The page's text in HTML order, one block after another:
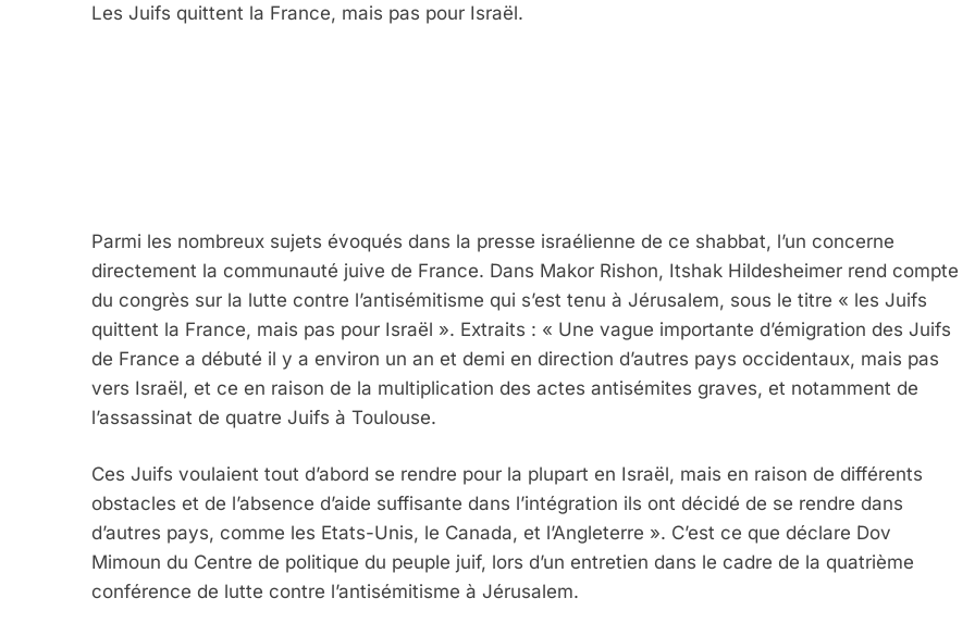
Les Juifs quittent la France, mais pas pour Israël.
Parmi les nombreux sujets évoqués dans la presse israélienne de ce shabbat, l’un concerne
directement la communauté juive de France. Dans Makor Rishon, Itshak Hildesheimer rend compte
du congrès sur la lutte contre l’antisémitisme qui s’est tenu à Jérusalem, sous le titre « les Juifs
quittent la France, mais pas pour Israël ». Extraits : « Une vague importante d’émigration des Juifs
de France a débuté il y a environ un an et demi en direction d’autres pays occidentaux, mais pas
vers Israël, et ce en raison de la multiplication des actes antisémites graves, et notamment de
l’assassinat de quatre Juifs à Toulouse.
Ces Juifs voulaient tout d’abord se rendre pour la plupart en Israël, mais en raison de différents
obstacles et de l’absence d’aide suffisante dans l’intégration ils ont décidé de se rendre dans
d’autres pays, comme les Etats-Unis, le Canada, et l’Angleterre ». C’est ce que déclare Dov
Mimoun du Centre de politique du peuple juif, lors d’un entretien dans le cadre de la quatrième
conférence de lutte contre l’antisémitisme à Jérusalem.